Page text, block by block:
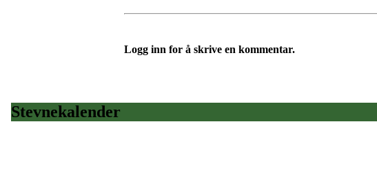
Logg inn for å skrive en kommentar.
Stevnekalender